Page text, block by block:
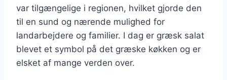
var tilgængelige i regionen, hvilket gjorde den
til en sund og nærende mulighed for
landarbejdere og familier. I dag er græsk salat
blevet et symbol på det græske køkken og er
elsket af mange verden over.